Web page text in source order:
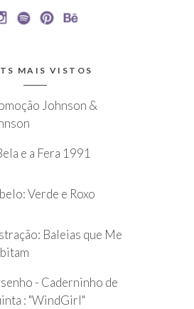
MAIS VISTOS
Johnson &
e a Fera 1991
Verde e Roxo
Baleias que Me
- Caderninho de
: "WindGirl"